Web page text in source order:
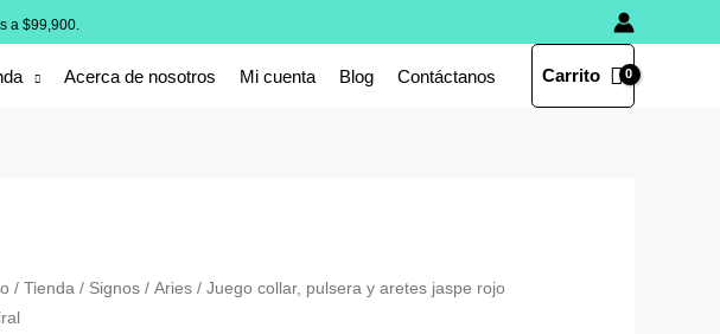
a $99,900.
Acerca de nosotros Mi cuenta Blog Contáctanos Carrito
/ Tienda / Signos / Aries / Juego collar, pulsera y aretes jaspe rojo